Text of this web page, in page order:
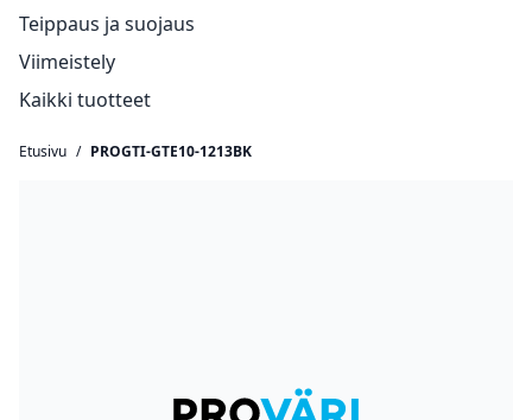
Teippaus ja suojaus
Viimeistely
Kaikki tuotteet
Etusivu / PROGTI-GTE10-1213BK